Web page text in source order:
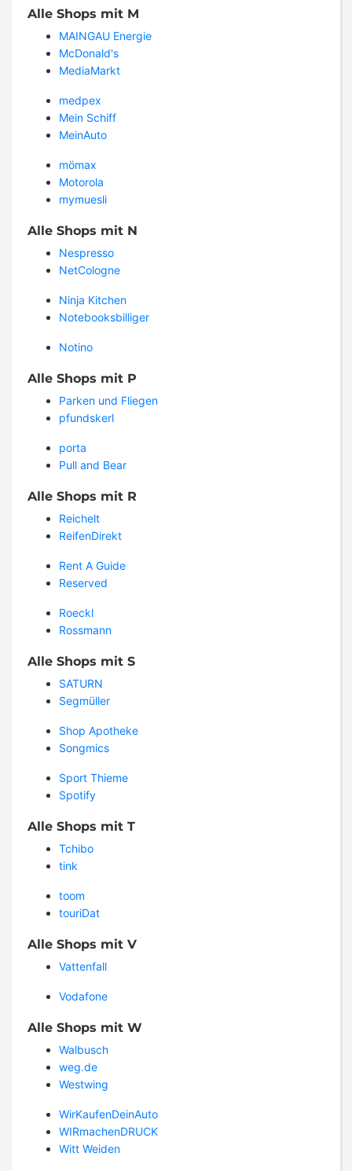
Alle Shops mit M
MAINGAU Energie
McDonald's
MediaMarkt
medpex
Mein Schiff
MeinAuto
mömax
Motorola
mymuesli
Alle Shops mit N
Nespresso
NetCologne
Ninja Kitchen
Notebooksbilliger
Notino
Alle Shops mit P
Parken und Fliegen
pfundskerl
porta
Pull and Bear
Alle Shops mit R
Reichelt
ReifenDirekt
Rent A Guide
Reserved
Roeckl
Rossmann
Alle Shops mit S
SATURN
Segmüller
Shop Apotheke
Songmics
Sport Thieme
Spotify
Alle Shops mit T
Tchibo
tink
toom
touriDat
Alle Shops mit V
Vattenfall
Vodafone
Alle Shops mit W
Walbusch
weg.de
Westwing
WirKaufenDeinAuto
WIRmachenDRUCK
Witt Weiden